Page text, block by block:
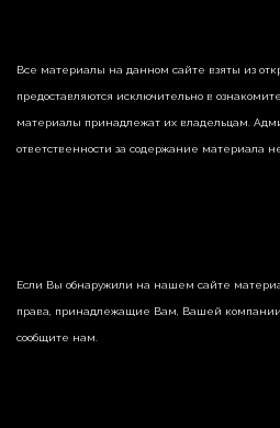
Все материалы на данном сайте взяты из
предоставляются исключительно в
материалы принадлежат их владельцам.
ответственности за содержание материала
Если Вы обнаружили на нашем сайте
права, принадлежащие Вам, Вашей компании
сообщите нам.